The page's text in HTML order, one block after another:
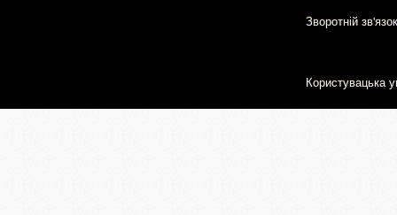
Зворотній зв'язок
Користувацька